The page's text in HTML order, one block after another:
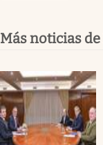
Más noticias de